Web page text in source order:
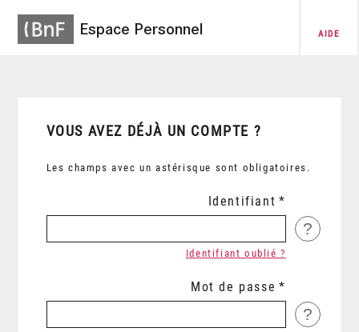
Espace Personnel AIDE
VOUS AVEZ DÉJÀ UN COMPTE ?
Les champs avec un astérisque sont obligatoires.
Identifiant
?
Identifiant oublié ?
Mot de passe
?